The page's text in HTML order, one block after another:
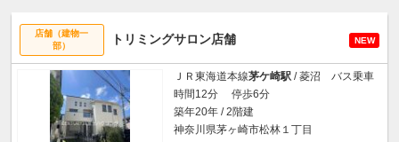
店舗（建物一
部）
トリミングサロン店舗 NEW
ＪＲ東海道本線茅ケ崎駅 / 菱沼 バス乗車
時間12分 停歩6分
築年20年 / 2階建
神奈川県茅ヶ崎市松林１丁目